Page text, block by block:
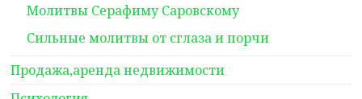
Молитвы Серафиму Саровскому
Сильные молитвы от сглаза и порчи
Продажа,аренда недвижимости